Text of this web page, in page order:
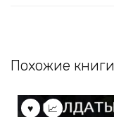
Похожие книги